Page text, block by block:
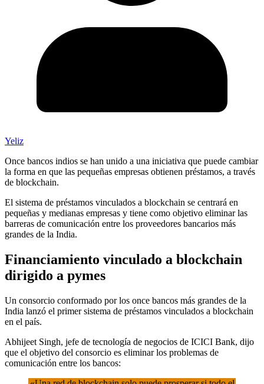
Yeliz
Once bancos indios se han unido a una iniciativa que puede cambiar
la forma en que las pequeñas empresas obtienen préstamos, a través
de blockchain.
El sistema de préstamos vinculados a blockchain se centrará en
pequeñas y medianas empresas y tiene como objetivo eliminar las
barreras de comunicación entre los proveedores bancarios más
grandes de la India.
Financiamiento vinculado a blockchain
dirigido a pymes
Un consorcio conformado por los once bancos más grandes de la
India lanzó el primer sistema de préstamos vinculados a blockchain
en el país.
Abhijeet Singh, jefe de tecnología de negocios de ICICI Bank, dijo
que el objetivo del consorcio es eliminar los problemas de
comunicación entre los bancos: